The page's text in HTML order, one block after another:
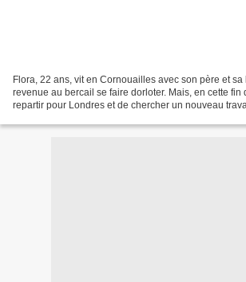
Flora, 22 ans, vit en Cornouailles avec son père et
revenue au bercail se faire dorloter. Mais, en cette fin
repartir pour Londres et de chercher un nouveau